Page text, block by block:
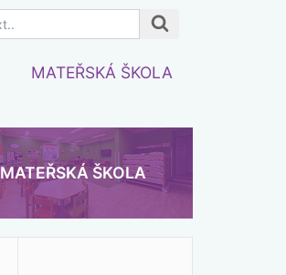
MATEŘSKÁ ŠKOLA
MATEŘSKÁ ŠKOLA